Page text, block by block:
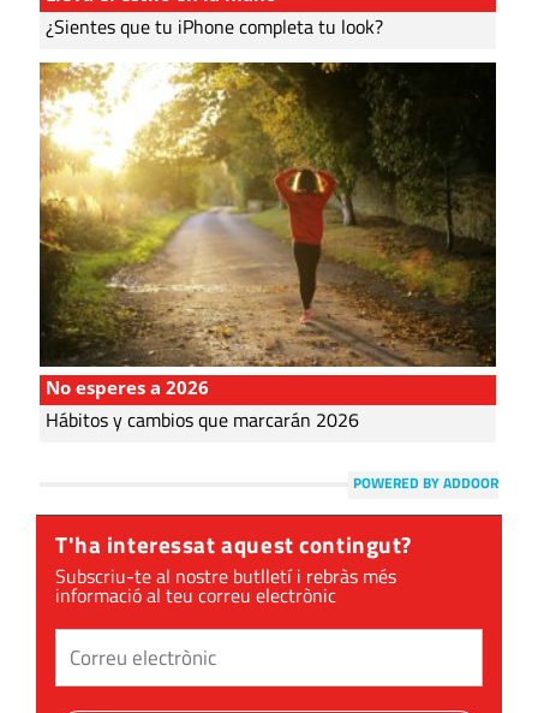
¿Sientes que tu iPhone completa tu look?
No esperes a 2026
Hábitos y cambios que marcarán 2026
POWERED BY ADDOOR
T'ha interessat aquest contingut?
Subscriu-te al nostre butlletí i rebràs més
informació al teu correu electrònic